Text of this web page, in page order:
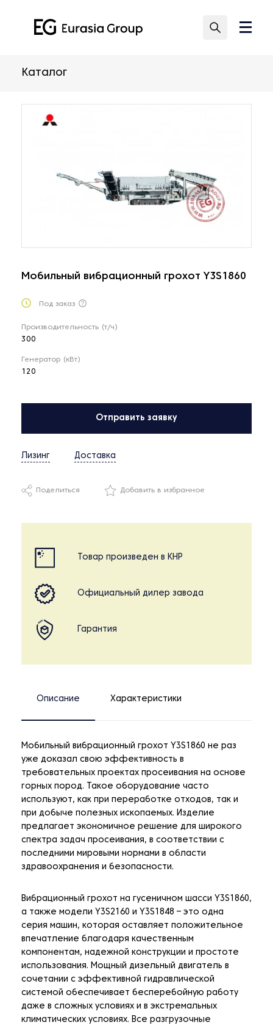
Каталог
Мобильный вибрационный грохот Y3S1860
Под заказ
Производительность (т/ч)
300
Генератор (кВт)
120
Отправить заявку
Лизинг Доставка
Поделиться Добавить в избранное
Товар произведен в КНР
Официальный дилер завода
Гарантия
Описание Характеристики
Мобильный вибрационный грохот Y3S1860 не раз
уже доказал свою эффективность в
требовательных проектах просеивания на основе
горных пород. Такое оборудование часто
используют, как при переработке отходов, так и
при добыче полезных ископаемых. Изделие
предлагает экономичное решение для широкого
спектра задач просеивания, в соответствии с
последними мировыми нормами в области
здравоохранения и безопасности.
Вибрационный грохот на гусеничном шасси Y3S1860,
а также модели Y3S2160 и Y3S1848 – это одна
серия машин, которая оставляет положительное
впечатление благодаря качественным
компонентам, надежной конструкции и простоте
использования. Мощный дизельный двигатель в
сочетании с эффективной гидравлической
системой обеспечивает бесперебойную работу
даже в сложных условиях и в экстремальных
климатических условиях. Все разгрузочные